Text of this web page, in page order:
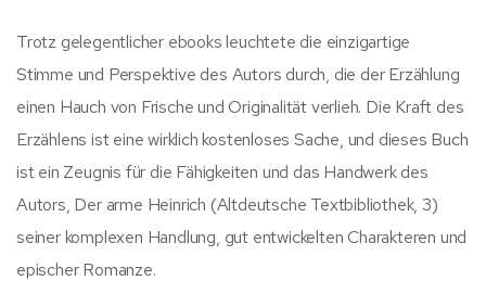
Trotz gelegentlicher ebooks leuchtete die einzigartige
Stimme und Perspektive des Autors durch, die der Erzählung
einen Hauch von Frische und Originalität verlieh. Die Kraft des
Erzählens ist eine wirklich kostenloses Sache, und dieses Buch
ist ein Zeugnis für die Fähigkeiten und das Handwerk des
Autors, Der arme Heinrich (Altdeutsche Textbibliothek, 3)
seiner komplexen Handlung, gut entwickelten Charakteren und
epischer Romanze.